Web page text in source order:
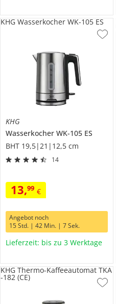
KHG
Wasserkocher WK-105 ES
BHT 19,5|21|12,5 cm
14
13,99 €
KHG Wasserkocher WK-105 ES
Angebot noch
15 Std. | 42 Min. | 7 Sek.
Lieferzeit: bis zu 3 Werktage
KHG Thermo-Kaffeeautomat TKA
-182 (CE)